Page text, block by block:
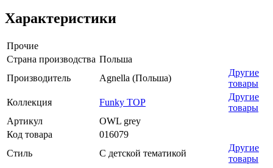
Характеристики
Прочие
Страна производства Польша
Производитель
Agnella (Польша)
Другие
товары
Коллекция
Funky TOP
Другие
товары
Артикул
OWL grey
Код товара
016079
Стиль
С детской тематикой
Другие
товары